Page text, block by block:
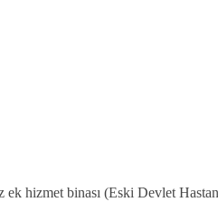
hizmet binası (Eski Devlet